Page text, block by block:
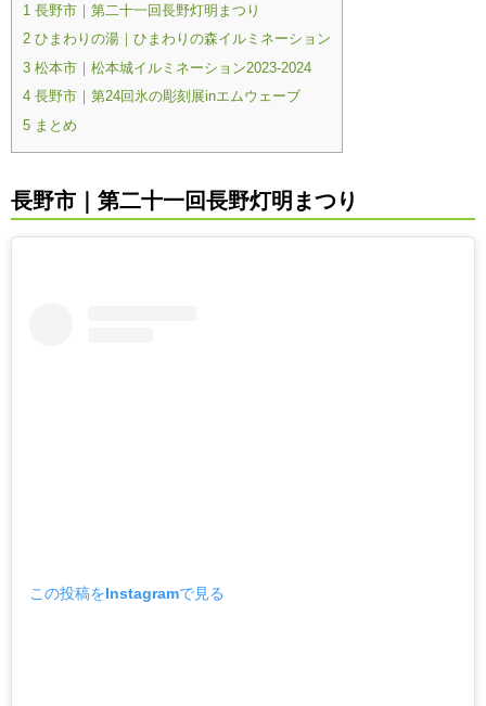
1 長野市｜第二十一回長野灯明まつり
2 ひまわりの湯｜ひまわりの森イルミネーション
3 松本市｜松本城イルミネーション2023‐2024
4 長野市｜第24回氷の彫刻展inエムウェーブ
5 まとめ
長野市｜第二十一回長野灯明まつり
この投稿をInstagramで見る